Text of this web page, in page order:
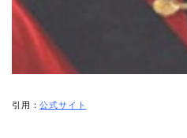
引用：公式サイト